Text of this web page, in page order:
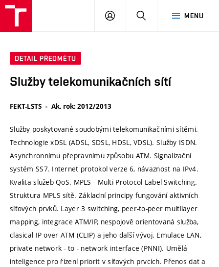
MENU
PŘIHLÁSIT
DETAIL PŘEDMĚTU
Služby telekomunikačních sítí
FEKT-LSTS Ak. rok: 2012/2013
Služby poskytované soudobými telekomunikačními sítěmi.
Technologie xDSL (ADSL, SDSL, HDSL, VDSL). Služby ISDN.
Asynchronnímu přepravnímu způsobu ATM. Signalizační
systém SS7. Internet protokol verze 6, návaznost na IPv4.
Kvalita služeb QoS. MPLS - Multi Protocol Label Switching.
Struktura MPLS sítě. Základní principy fungování aktivních
síťových prvků. Layer 3 switching, peer-to-peer multilayer
mapping, integrace ATM/IP, nespojově orientovaná služba,
clasical IP over ATM (CLIP) a jeho další vývoj. Emulace LAN,
private network - to - network interface (PNNI). Umělá
inteligence pro řízení priorit v síťových prvcích. Přenos dat a